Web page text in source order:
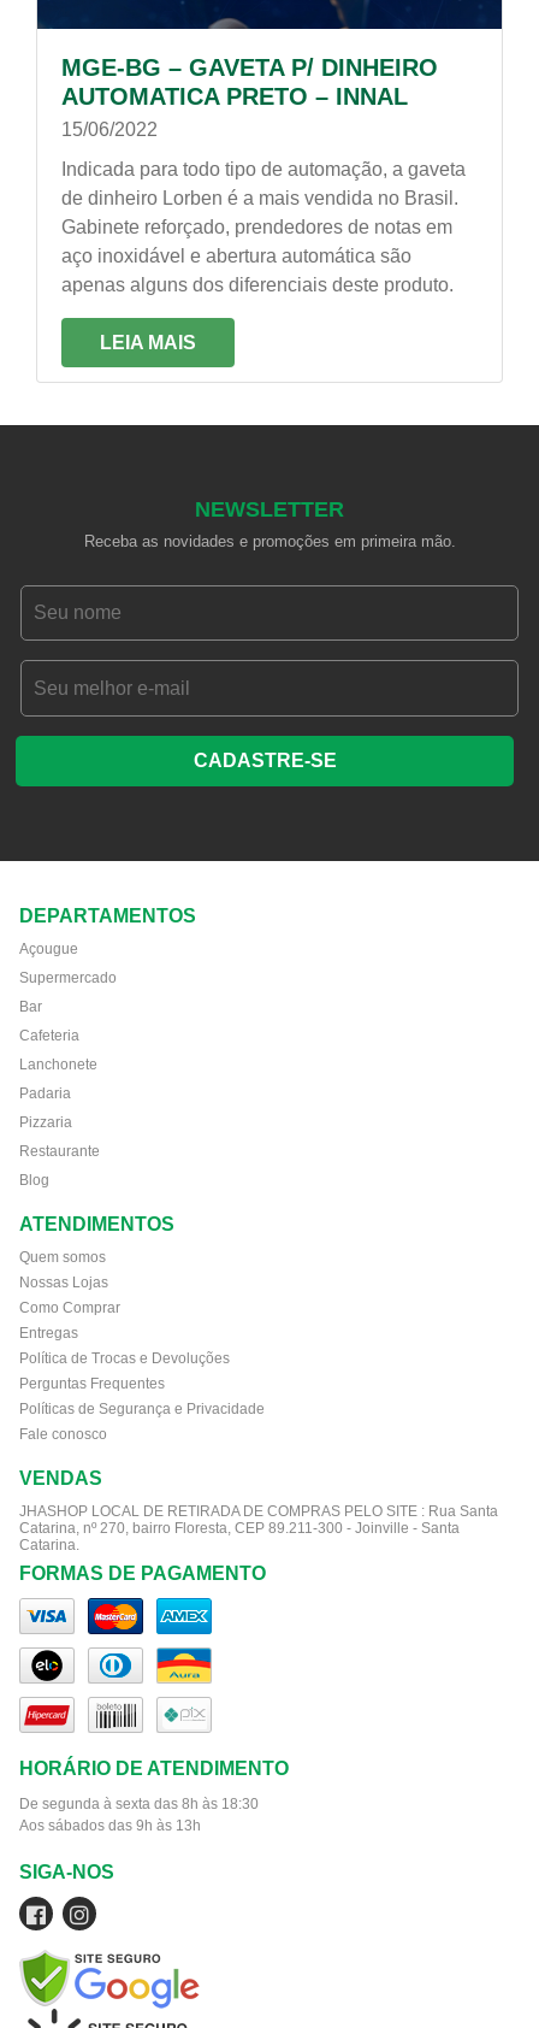
MGE-BG – GAVETA P/ DINHEIRO
AUTOMATICA PRETO – INNAL
15/06/2022
Indicada para todo tipo de automação, a gaveta
de dinheiro Lorben é a mais vendida no Brasil.
Gabinete reforçado, prendedores de notas em
aço inoxidável e abertura automática são
apenas alguns dos diferenciais deste produto.
LEIA MAIS
NEWSLETTER
Receba as novidades e promoções em primeira mão.
CADASTRE-SE
DEPARTAMENTOS
Açougue
Supermercado
Bar
Cafeteria
Lanchonete
Padaria
Pizzaria
Restaurante
Blog
ATENDIMENTOS
Quem somos
Nossas Lojas
Como Comprar
Entregas
Política de Trocas e Devoluções
Perguntas Frequentes
Políticas de Segurança e Privacidade
Fale conosco
VENDAS
JHASHOP LOCAL DE RETIRADA DE COMPRAS PELO SITE : Rua Santa
Catarina, nº 270, bairro Floresta, CEP 89.211-300 - Joinville - Santa
Catarina.
FORMAS DE PAGAMENTO
HORÁRIO DE ATENDIMENTO
De segunda à sexta das 8h às 18:30
Aos sábados das 9h às 13h
SIGA-NOS